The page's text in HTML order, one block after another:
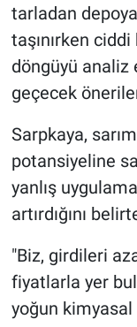
tarladan
taşınırken ciddi
döngüyü analiz
geçecek
Sarpkaya,
potansiyeline
yanlış
artırdığını
"Biz, girdileri
fiyatlarla yer
yoğun kimyasal